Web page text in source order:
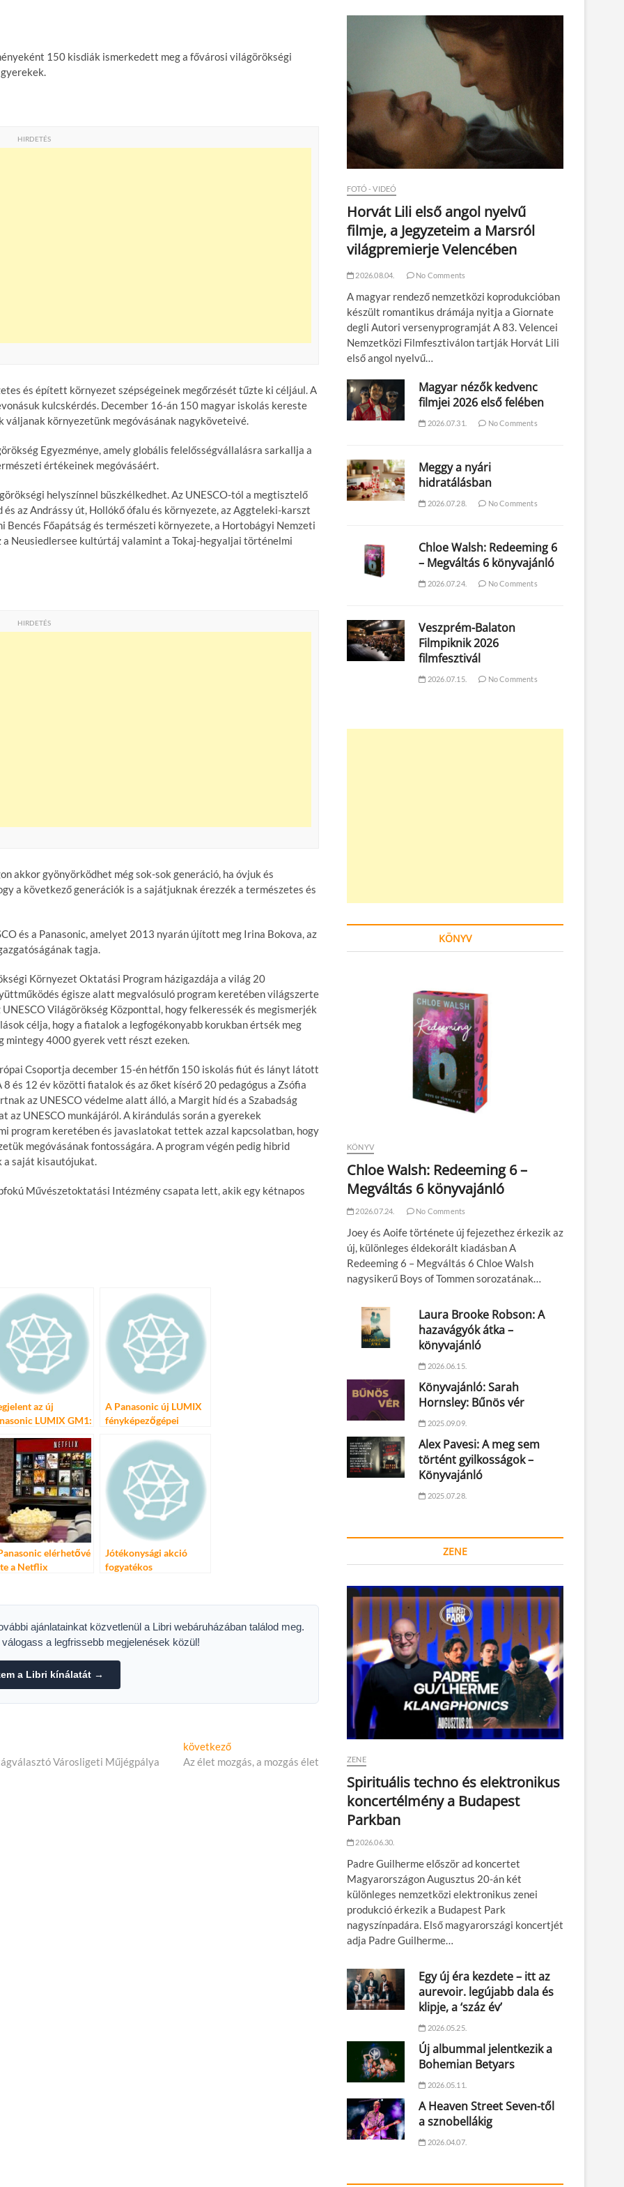
150 kisdiák ismerkedett meg a fővárosi világörökségi
HIRDETÉS
és épített környezet szépségeinek megőrzését tűzte ki céljául. A
kulcskérdés. December 16-án 150 magyar iskolás kereste
váljanak környezetünk megóvásának nagyköveteivé.
Egyezménye, amely globális felelősségvállalásra sarkallja a
értékeinek megóvásáért.
helyszínnel büszkélkedhet. Az UNESCO-tól a megtisztelő
az Andrássy út, Hollókő ófalu és környezete, az Aggteleki-karszt
Bencés Főapátság és természeti környezete, a Hortobágyi Nemzeti
a Neusiedlersee kultúrtáj valamint a Tokaj-hegyaljai történelmi
HIRDETÉS
akkor gyönyörködhet még sok-sok generáció, ha óvjuk és
a következő generációk is a sajátjuknak érezzék a természetes és
és a Panasonic, amelyet 2013 nyarán újított meg Irina Bokova, az
tagja.
Környezet Oktatási Program házigazdája a világ 20
égisze alatt megvalósuló program keretében világszerte
Világörökség Központtal, hogy felkeressék és megismerjék
célja, hogy a fiatalok a legfogékonyabb korukban értsék meg
mintegy 4000 gyerek vett részt ezeken.
Csoportja december 15-én hétfőn 150 iskolás fiút és lányt látott
és 12 év közötti fiatalok és az őket kísérő 20 pedagógus a Zsófia
az UNESCO védelme alatt álló, a Margit híd és a Szabadság
UNESCO munkájáról. A kirándulás során a gyerekek
program keretében és javaslatokat tettek azzal kapcsolatban, hogy
megóvásának fontosságára. A program végén pedig hibrid
a saját kisautójukat.
Művészetoktatási Intézmény csapata lett, akik egy kétnapos
az új
LUMIX GM1:
A Panasonic új LUMIX
fényképezőgépei
elérhetővé
a Netflix
Jótékonysági akció
fogyatékos
ajánlatainkat közvetlenül a Libri webáruházában találod meg.
a legfrissebb megjelenések közül!
a Libri kínálatát →
Városligeti Műjégpálya
következőKövetkező
cikk:
Az élet mozgás, a mozgás élet
FOTÓ - VIDEÓ
Horvát Lili első angol nyelvű
filmje, a Jegyzeteim a Marsról
világpremierje Velencében
2026.08.04. No Comments
A magyar rendező nemzetközi koprodukcióban
készült romantikus drámája nyitja a Giornate
degli Autori versenyprogramját A 83. Velencei
Nemzetközi Filmfesztiválon tartják Horvát Lili
első angol nyelvű…
Magyar nézők kedvenc
filmjei 2026 első felében
2026.07.31. No Comments
Meggy a nyári
hidratálásban
2026.07.28. No Comments
Chloe Walsh: Redeeming 6
– Megváltás 6 könyvajánló
2026.07.24. No Comments
Veszprém-Balaton
Filmpiknik 2026
filmfesztivál
2026.07.15. No Comments
KÖNYV
KÖNYV
Chloe Walsh: Redeeming 6 –
Megváltás 6 könyvajánló
2026.07.24. No Comments
Joey és Aoife története új fejezethez érkezik az
új, különleges éldekorált kiadásban A
Redeeming 6 – Megváltás 6 Chloe Walsh
nagysikerű Boys of Tommen sorozatának…
Laura Brooke Robson: A
hazavágyók átka –
könyvajánló
2026.06.15.
Könyvajánló: Sarah
Hornsley: Bűnös vér
2025.09.09.
Alex Pavesi: A meg sem
történt gyilkosságok –
Könyvajánló
2025.07.28.
ZENE
ZENE
Spirituális techno és elektronikus
koncertélmény a Budapest
Parkban
2026.06.30.
Padre Guilherme először ad koncertet
Magyarországon Augusztus 20-án két
különleges nemzetközi elektronikus zenei
produkció érkezik a Budapest Park
nagyszínpadára. Első magyarországi koncertjét
adja Padre Guilherme…
Egy új éra kezdete – itt az
aurevoir. legújabb dala és
klipje, a ‘száz év’
2026.05.25.
Új albummal jelentkezik a
Bohemian Betyars
2026.05.11.
A Heaven Street Seven-től
a sznobellákig
2026.04.07.